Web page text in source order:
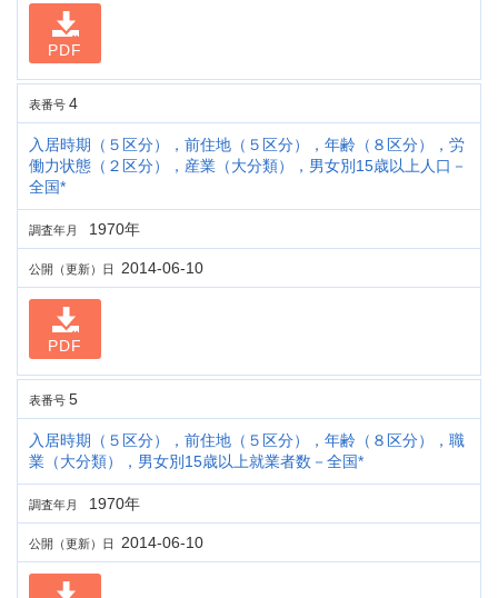
PDF
表番号 4
入居時期（５区分），前住地（５区分），年齢（８区分），労
働力状態（２区分），産業（大分類），男女別15歳以上人口－
全国*
調査年月 1970年
公開（更新）日 2014-06-10
PDF
表番号 5
入居時期（５区分），前住地（５区分），年齢（８区分），職
業（大分類），男女別15歳以上就業者数－全国*
調査年月 1970年
公開（更新）日 2014-06-10